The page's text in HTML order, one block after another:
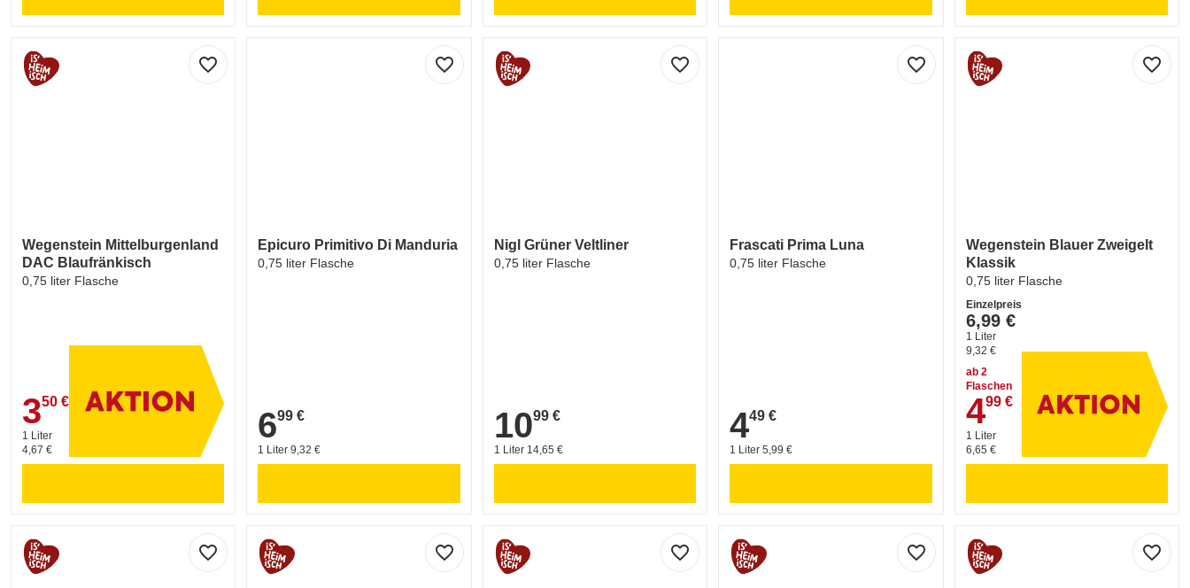
favorite_border
Wegenstein Mittelburgenland
DAC Blaufränkisch
0,75 liter Flasche
3,50 €
350 €
1 Liter
4,67 €
favorite_border
Epicuro Primitivo Di Manduria
0,75 liter Flasche
6,99 €
699 €
1 Liter 9,32 €
favorite_border
Nigl Grüner Veltliner
0,75 liter Flasche
10,99 €
1099 €
1 Liter 14,65 €
favorite_border
Frascati Prima Luna
0,75 liter Flasche
4,49 €
449 €
1 Liter 5,99 €
favorite_border
Wegenstein Blauer Zweigelt
Klassik
0,75 liter Flasche
Einzelpreis
6,99 €
1 Liter
9,32 €
ab 2
Flaschen
4,99 €
499 €
1 Liter
6,65 €
favorite_border favorite_border favorite_border favorite_border favorite_border